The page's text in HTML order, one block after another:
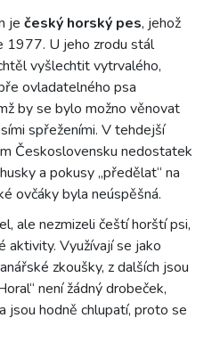
je český horský pes, jehož
1977. U jeho zrodu stál
vyšlechtit vytrvalého,
ovladatelného psa
by se bylo možno věnovat
spřeženími. V tehdejší
Československu nedostatek
a pokusy „předělat“ na
ovčáky byla neúspěšná.
ale nezmizeli čeští horští psi,
aktivity. Využívají se jako
zkoušky, z dalších jsou
není žádný drobeček,
jsou hodně chlupatí, proto se